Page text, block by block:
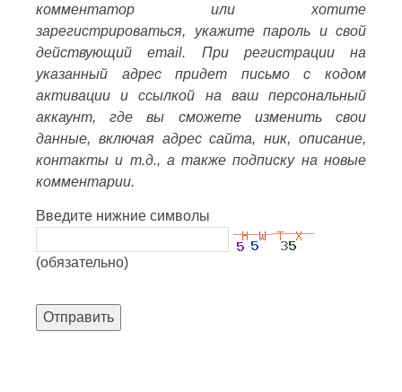
комментатор или хотите
зарегистрироваться, укажите пароль и свой
действующий email. При регистрации на
указанный адрес придет письмо с кодом
активации и ссылкой на ваш персональный
аккаунт, где вы сможете изменить свои
данные, включая адрес сайта, ник, описание,
контакты и т.д., а также подписку на новые
комментарии.
Введите нижние символы
(обязательно)
Отправить